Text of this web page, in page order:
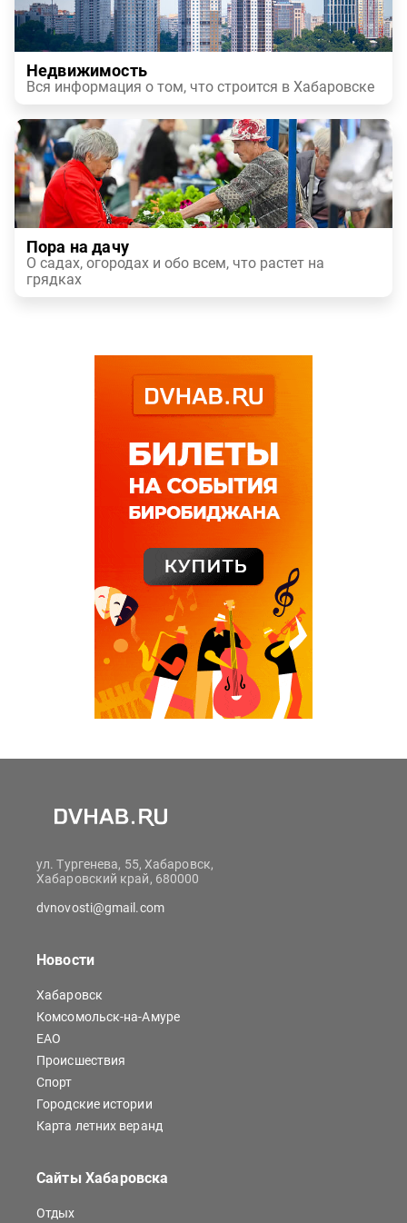
Недвижимость
Вся информация о том, что строится в Хабаровске
Пора на дачу
О садах, огородах и обо всем, что растет на
грядках
ул. Тургенева, 55, Хабаровск,
Хабаровский край, 680000
dvnovosti@gmail.com
Новости
Хабаровск
Комсомольск-на-Амуре
ЕАО
Происшествия
Спорт
Городские истории
Карта летних веранд
Сайты Хабаровска
Отдых